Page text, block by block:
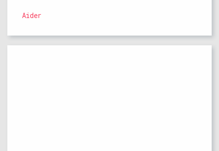
Aider